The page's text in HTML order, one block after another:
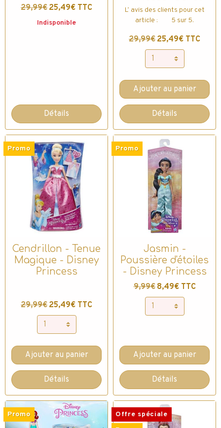
29,99€ 25,49€ TTC
Indisponible
Détails
L’ avis des clients pour cet
article : 5 sur 5.
29,99€ 25,49€ TTC
Ajouter au panier
Détails
Promo
Cendrillon - Tenue
Magique - Disney
Princess
29,99€ 25,49€ TTC
Ajouter au panier
Détails
Promo
Jasmin -
Poussière d'étoiles
- Disney Princess
9,99€ 8,49€ TTC
Ajouter au panier
Détails
Promo
Offre spéciale